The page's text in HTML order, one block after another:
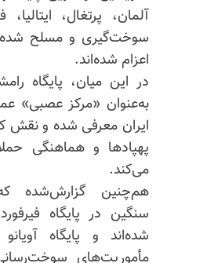
آلمان، پرتغال،
سوخت‌گیری و مسلح شده
اعزام شده‌اند.
در این میان، پایگاه
به‌عنوان «مرکز عصبی»
ایران معرفی شده و نقش
پهپادها و هماهنگی
می‌کند.
هم‌چنین گزارش‌شده
سنگین در پایگاه فیرفورد
شده‌اند و پایگاه آویانو
مأموریت‌های